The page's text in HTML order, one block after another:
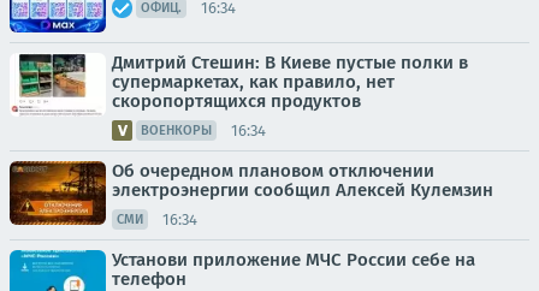
ОФИЦ. 16:34
Дмитрий Стешин: В Киеве пустые полки в
супермаркетах, как правило, нет
скоропортящихся продуктов
ВОЕНКОРЫ 16:34
Об очередном плановом отключении
электроэнергии сообщил Алексей Кулемзин
СМИ 16:34
Установи приложение МЧС России себе на
телефон